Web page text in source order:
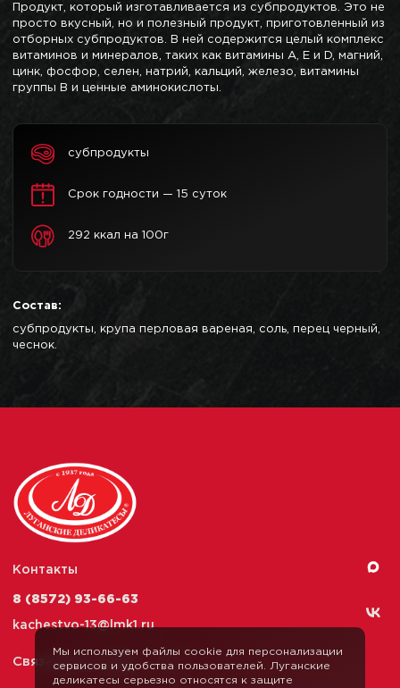
Мы используем файлы cookie для персонализации
сервисов и удобства пользователей. Луганские
деликатесы серьезно относятся к защите
Продукт, который изготавливается из субпродуктов. Это не
просто вкусный, но и полезный продукт, приготовленный из
отборных субпродуктов. В ней содержится целый комплекс
витаминов и минералов, таких как витамины A, E и D, магний,
цинк, фосфор, селен, натрий, кальций, железо, витамины
группы B и ценные аминокислоты.
субпродукты
Срок годности — 15 суток
292 ккал на 100г
Состав:
субпродукты, крупа перловая вареная, соль, перец черный,
чеснок.
Контакты
8 (8572) 93-66-63
kachestvo-13@lmk1.ru
Связаться с нами